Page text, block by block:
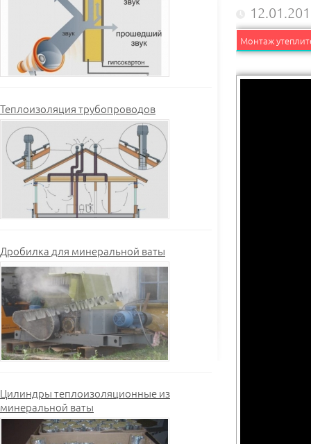
Теплоизоляция трубопроводов
Дробилка для минеральной ваты
Цилиндры теплоизоляционные из
минеральной ваты
Монтаж